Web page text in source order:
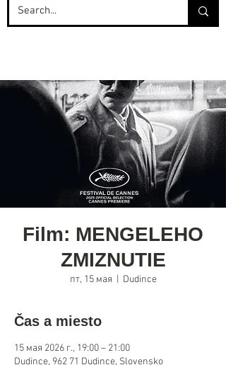
Film: MENGELEHO
ZMIZNUTIE
пт, 15 мая Dudince
Čas a miesto
15 мая 2026 г., 19:00 – 21:00
Dudince, 962 71 Dudince, Slovensko